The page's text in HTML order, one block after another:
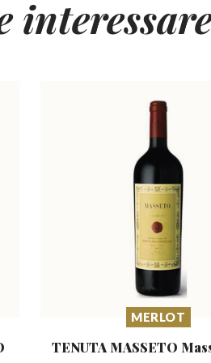
MERLOT
TENUTA MASSETO